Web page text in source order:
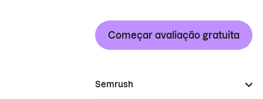
Começar avaliação gratuita
Semrush